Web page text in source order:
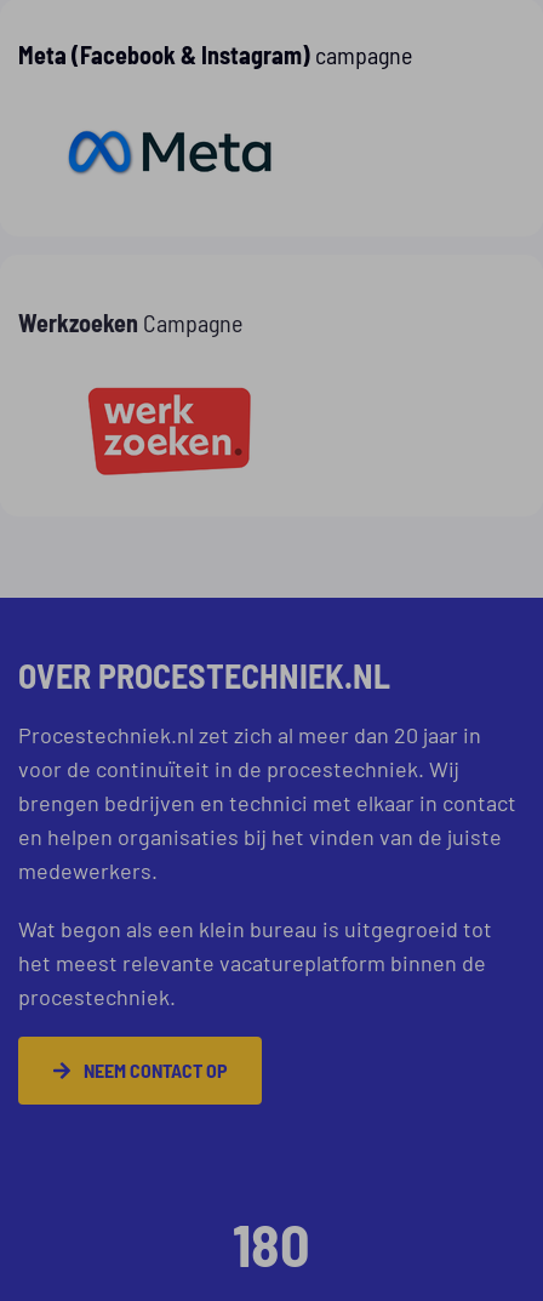
Meta (Facebook & Instagram)campagne
Werkzoeken Campagne
OVER PROCESTECHNIEK.NL
Procestechniek.nl zet zich al meer dan 20 jaar in
voor de continuïteit in de procestechniek. Wij
brengen bedrijven en technici met elkaar in contact
en helpen organisaties bij het vinden van de juiste
medewerkers.
Wat begon als een klein bureau is uitgegroeid tot
het meest relevante vacatureplatform binnen de
procestechniek.
NEEM CONTACT OP
180